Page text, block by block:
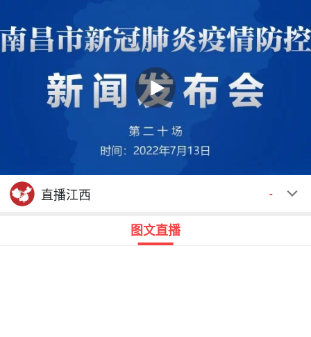
回顾 00:00
直播江西 -
图文直播